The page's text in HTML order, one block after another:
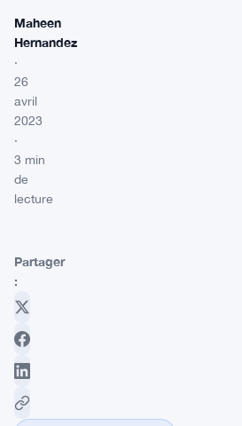
Maheen
Hernandez
·
26
avril
2023
·
3 min
de
lecture
Partager
: